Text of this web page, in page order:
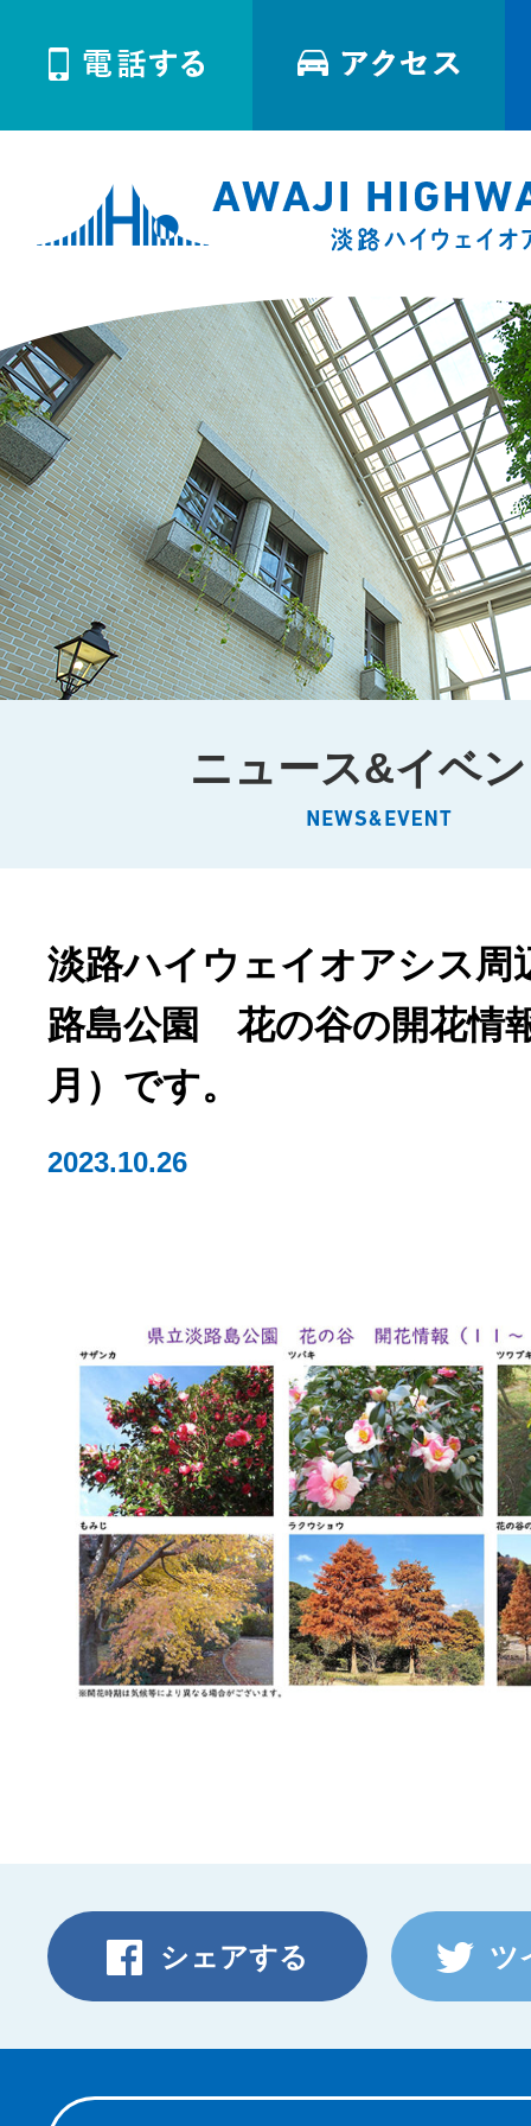
ニュース&イベ
淡路ハイウェイオアシス周
路島公園 花の谷の開花情
月）です。
2023.10.26
シェアする ツ